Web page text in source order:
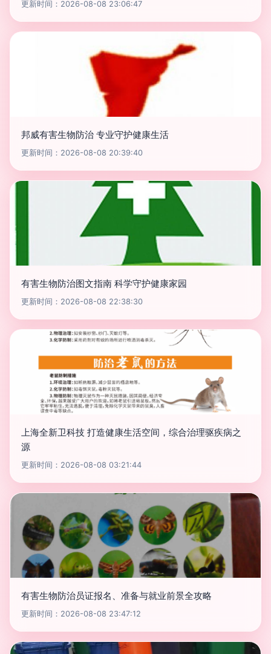
更新时间：2026-08-08 23:06:47
邦威有害生物防治 专业守护健康生活
更新时间：2026-08-08 20:39:40
有害生物防治图文指南 科学守护健康家园
更新时间：2026-08-08 22:38:30
上海全新卫科技 打造健康生活空间，综合治理驱疾病之
源
更新时间：2026-08-08 03:21:44
有害生物防治员证报名、准备与就业前景全攻略
更新时间：2026-08-08 23:47:12